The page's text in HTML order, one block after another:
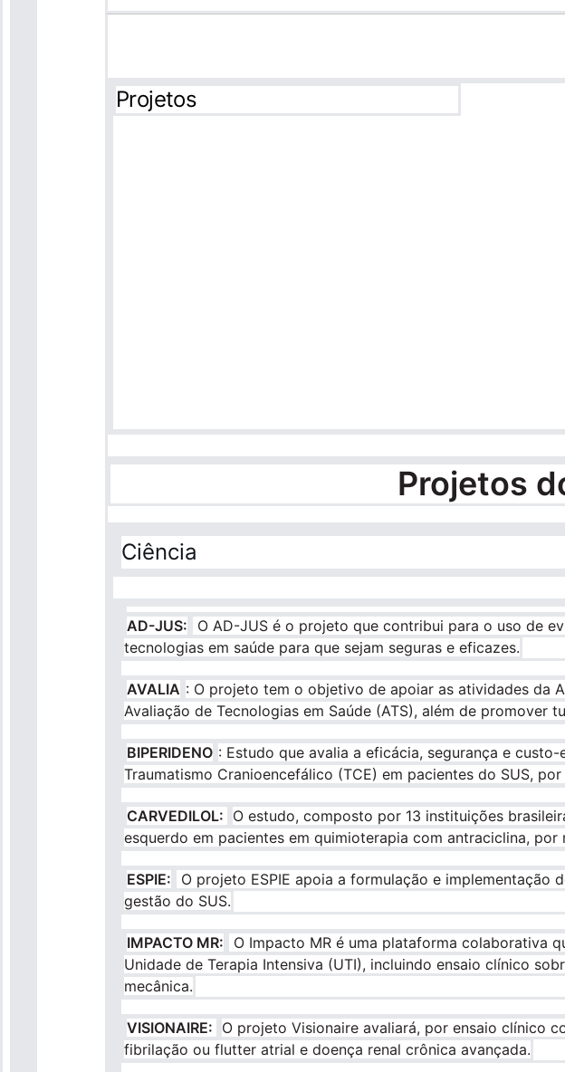
Projetos
Projetos
Ciência
AD-JUS:
O AD-JUS é o projeto que contribui para o uso de
tecnologias em saúde para que sejam seguras e eficazes.
AVALIA : O projeto tem o objetivo de apoiar as atividades da
Avaliação de Tecnologias em Saúde (ATS), além de promover
BIPERIDENO : Estudo que avalia a eficácia, segurança e
Traumatismo Cranioencefálico (TCE) em pacientes do SUS,
CARVEDILOL: O estudo, composto por 13 instituições
esquerdo em pacientes em quimioterapia com antraciclina,
ESPIE:
O projeto ESPIE apoia a formulação e
gestão do SUS.
IMPACTO MR:
O Impacto MR é uma plataforma colaborativa
Unidade de Terapia Intensiva (UTI), incluindo ensaio clínico
mecânica.
VISIONAIRE: O projeto Visionaire avaliará, por ensaio clínico
fibrilação ou flutter atrial e doença renal crônica avançada.